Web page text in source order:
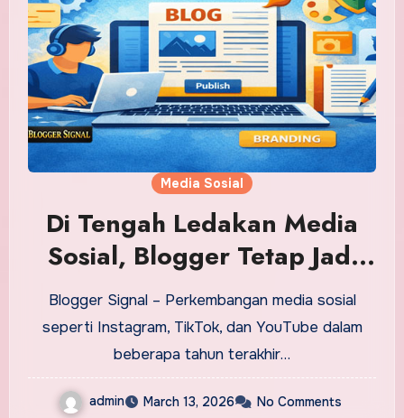
Media Sosial
Di Tengah Ledakan Media
Sosial, Blogger Tetap Jadi
Senjata Utama Content
Marketing
Blogger Signal – Perkembangan media sosial
seperti Instagram, TikTok, dan YouTube dalam
beberapa tahun terakhir…
admin March 13, 2026 No Comments